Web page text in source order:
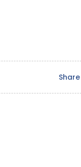
Share